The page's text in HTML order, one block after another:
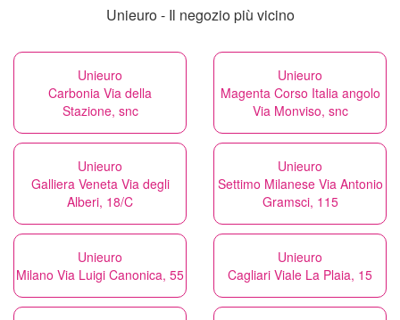
Unieuro - Il negozio più vicino
Unieuro
Carbonia Via della
Stazione, snc
Unieuro
Magenta Corso Italia angolo
Via Monviso, snc
Unieuro
Galliera Veneta Via degli
Alberi, 18/C
Unieuro
Settimo Milanese Via Antonio
Gramsci, 115
Unieuro
Milano Via Luigi Canonica, 55
Unieuro
Cagliari Viale La Plaia, 15